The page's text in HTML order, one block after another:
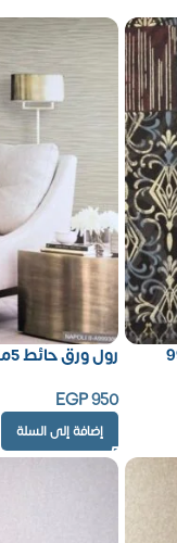
رول ورق حائط 5مترمربع – كود 99930617
EGP950
إضافة إلى السلة